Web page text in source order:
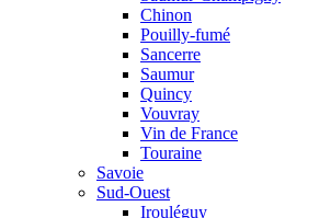
Chinon
Pouilly-fumé
Sancerre
Saumur
Quincy
Vouvray
Vin de France
Touraine
Savoie
Sud-Ouest
Irouléguy